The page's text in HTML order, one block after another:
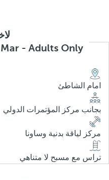
- Adults Only
امام الشاطئ
بجانب مركز المؤتمرات الدولي
مركز لياقة بدنية وساونا
تراس مع مسبح لا متناهي